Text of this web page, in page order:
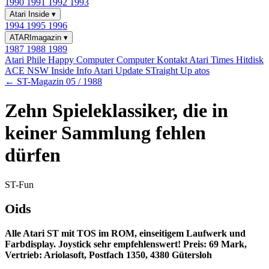
1990 1991 1992 1993
Atari Inside ▾
1994 1995 1996
ATARImagazin ▾
1987 1988 1989
Atari Phile Happy ComputerComputer Kontakt Atari Times Hitdisk
ACE NSW Inside Info Atari Update STraight Up atos
← ST-Magazin 05 / 1988
Zehn Spieleklassiker, die in
keiner Sammlung fehlen
dürfen
ST-Fun
Oids
Alle Atari ST mit TOS im ROM, einseitigem Laufwerk und
Farbdisplay. Joystick sehr empfehlenswert! Preis: 69 Mark,
Vertrieb: Ariolasoft, Postfach 1350, 4380 Gütersloh